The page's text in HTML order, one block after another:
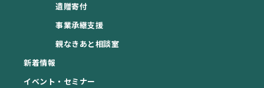
遺贈寄付
事業承継支援
親なきあと相談室
新着情報
イベント・セミナー